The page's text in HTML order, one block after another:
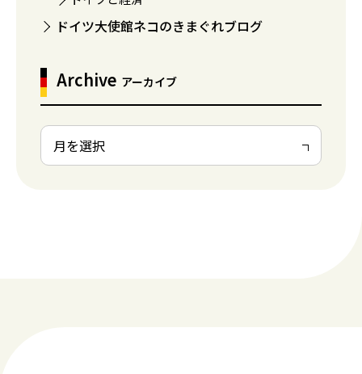
ドイツ大使館ネコのきまぐれブログ
Archive アーカイブ